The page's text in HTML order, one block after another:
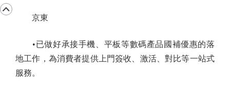
京東
•已做好承接手機、平板等數碼產品國補優惠的落
地工作，為消費者提供上門簽收、激活、對比等一站式
服務。